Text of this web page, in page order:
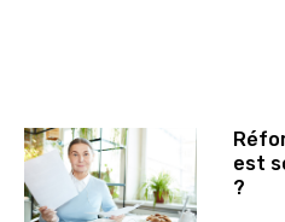
est
?